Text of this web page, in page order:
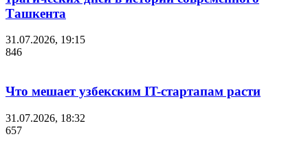
Ташкента
31.07.2026, 19:15
846
Что мешает узбекским IT-стартапам расти
31.07.2026, 18:32
657